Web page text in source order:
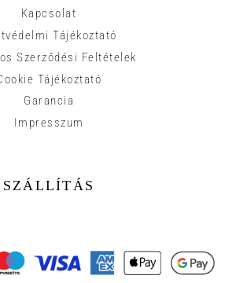
Kapcsolat
Tájékoztató
Szerződési Feltételek
Tájékoztató
Garancia
Impresszum
SZÁLLÍTÁS